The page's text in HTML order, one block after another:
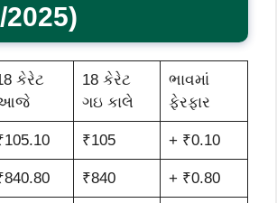
2025)
કેરેટ
18 કેરેટ
ગઇ કાલે
ભાવમાં
ફેરફાર
₹105 + ₹0.10
₹840 + ₹0.80